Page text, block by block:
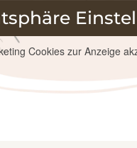
Cookies zur Anzeige